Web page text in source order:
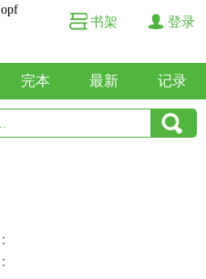
书架 登录
完本 最新 记录